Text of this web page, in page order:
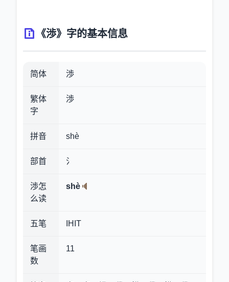
《渉》字的基本信息
简体 渉
繁体
字
渉
拼音 shè
部首 氵
渉怎
么读
shè
五笔 IHIT
笔画
数
11